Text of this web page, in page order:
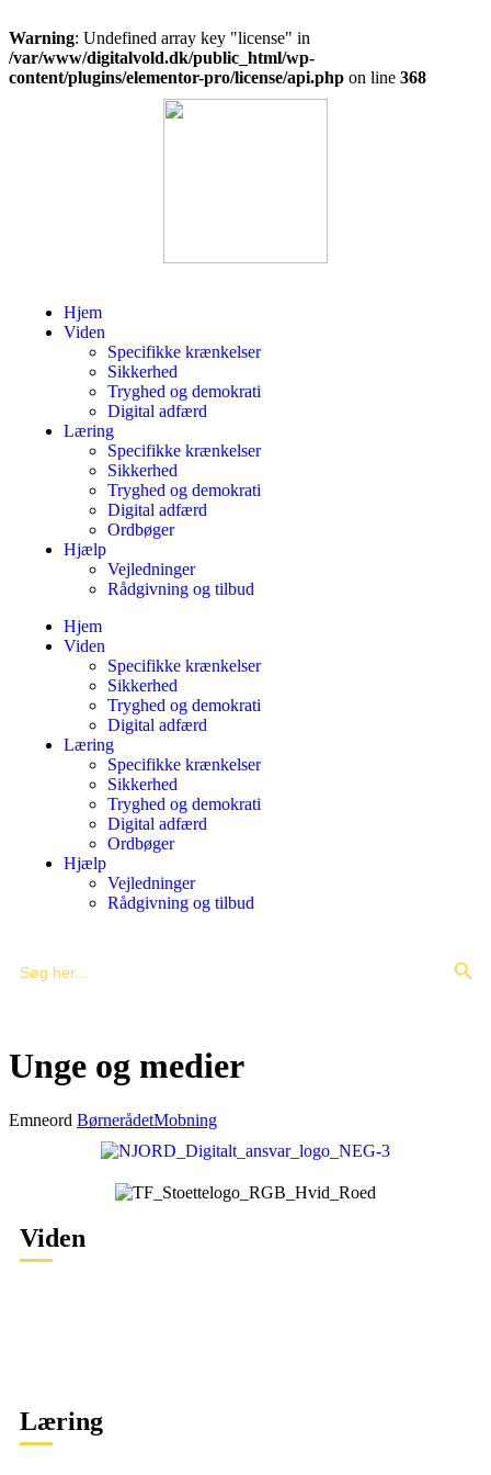
Warning: Undefined array key "license" in
/var/www/digitalvold.dk/public_html/wp-
content/plugins/elementor-pro/license/api.php on line 368
Hjem
Viden
Specifikke krænkelser
Sikkerhed
Tryghed og demokrati
Digital adfærd
Læring
Specifikke krænkelser
Sikkerhed
Tryghed og demokrati
Digital adfærd
Ordbøger
Hjælp
Vejledninger
Rådgivning og tilbud
Hjem
Viden
Specifikke krænkelser
Sikkerhed
Tryghed og demokrati
Digital adfærd
Læring
Specifikke krænkelser
Sikkerhed
Tryghed og demokrati
Digital adfærd
Ordbøger
Hjælp
Vejledninger
Rådgivning og tilbud
for:
Unge og medier
Emneord BørnerådetMobning
Viden
Læring